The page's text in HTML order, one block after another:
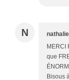
N
MERCI
que
Bisous